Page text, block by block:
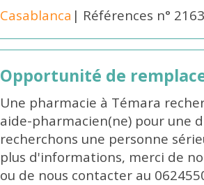
Casablanca | Références n°
Opportunité de
Une pharmacie à Témara
aide-pharmacien(ne) pour une
recherchons une personne
plus d'informations, merci de
ou de nous contacter au